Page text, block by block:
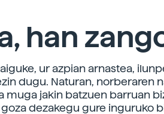
han
ur azpian arnastea,
dugu. Naturan, norberaren
muga jakin batzuen barruan
dezakegu gure inguruko